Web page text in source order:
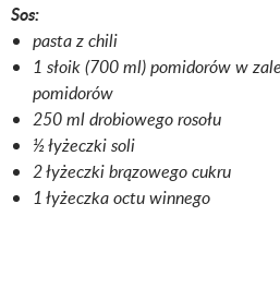
Sos:
pasta z chili
1 słoik (700 ml) pomidorów w
pomidorów
250 ml drobiowego rosołu
½ łyżeczki soli
2 łyżeczki brązowego cukru
1 łyżeczka octu winnego